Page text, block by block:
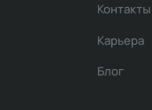
Контакты
Карьера
Блог